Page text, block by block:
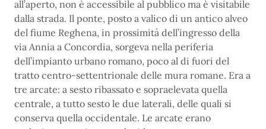
all’aperto, non è accessibile al pubblico ma è visitabile
dalla strada. Il ponte, posto a valico di un antico alveo
del fiume Reghena, in prossimità dell’ingresso della
via Annia a Concordia, sorgeva nella periferia
dell’impianto urbano romano, poco al di fuori del
tratto centro-settentrionale delle mura romane. Era a
tre arcate: a sesto ribassato e sopraelevata quella
centrale, a tutto sesto le due laterali, delle quali si
conserva quella occidentale. Le arcate erano